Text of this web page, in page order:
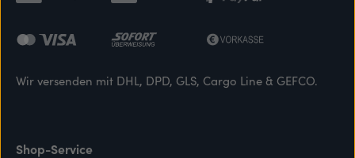
Wir versenden mit DHL, DPD, GLS, Cargo Line & GEFCO.
Shop-Service